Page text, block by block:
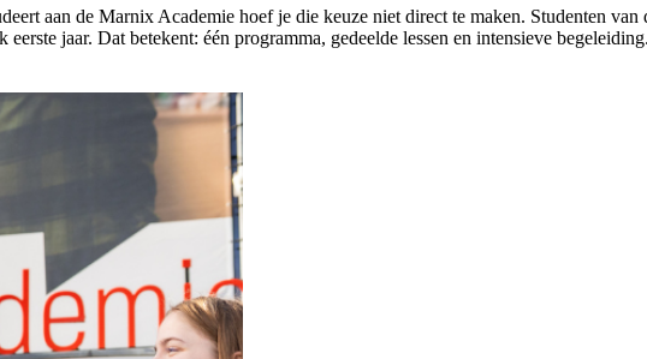
aan de Marnix Academie hoef je die keuze niet direct te maken. Studenten van
jaar. Dat betekent: één programma, gedeelde lessen en intensieve